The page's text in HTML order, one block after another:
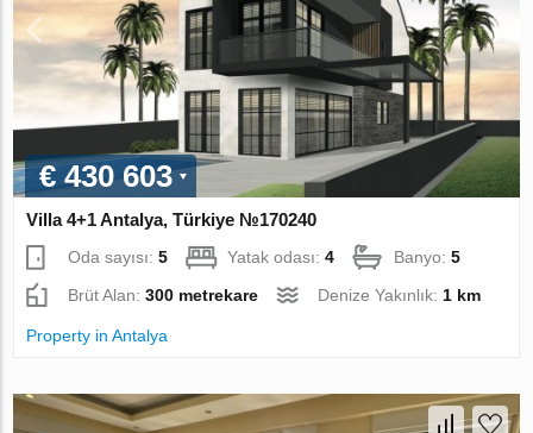
€ 430 603
Villa 4+1 Antalya, Türkiye №170240
Oda sayısı:5 Yatak odası:4 Banyo:5
Brüt Alan:300 metrekare Denize Yakınlık: 1 km
Property in Antalya